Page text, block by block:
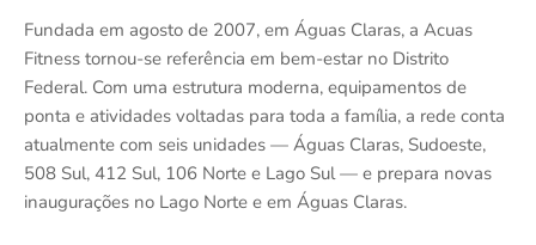
Fundada em agosto de 2007, em Águas Claras, a Acuas
Fitness tornou-se referência em bem-estar no Distrito
Federal. Com uma estrutura moderna, equipamentos de
ponta e atividades voltadas para toda a família, a rede conta
atualmente com seis unidades — Águas Claras, Sudoeste,
508 Sul, 412 Sul, 106 Norte e Lago Sul — e prepara novas
inaugurações no Lago Norte e em Águas Claras.